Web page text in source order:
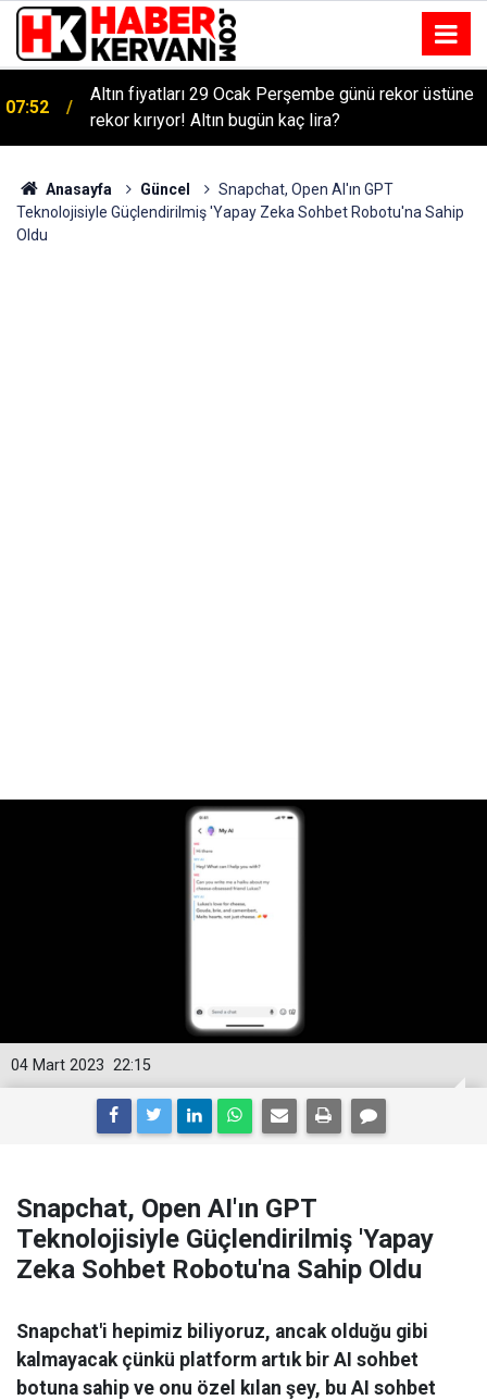
07:52
Altın fiyatları 29 Ocak Perşembe günü rekor üstüne
rekor kırıyor! Altın bugün kaç lira?
Anasayfa Güncel
Snapchat, Open AI'ın GPT
Teknolojisiyle Güçlendirilmiş 'Yapay Zeka Sohbet Robotu'na Sahip
Oldu
22:15
04 Mart 2023
Snapchat, Open AI'ın GPT
Teknolojisiyle Güçlendirilmiş 'Yapay
Zeka Sohbet Robotu'na Sahip Oldu
Snapchat'i hepimiz biliyoruz, ancak olduğu gibi
kalmayacak çünkü platform artık bir AI sohbet
botuna sahip ve onu özel kılan şey, bu AI sohbet